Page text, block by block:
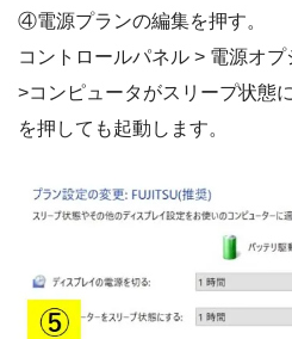
④電源プランの編集を押す。
コントロールパネル > 電源オプ
>コンピュータがスリープ状態
を押しても起動します。